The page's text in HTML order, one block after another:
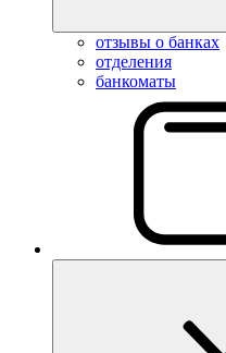
отзывы о банках
отделения
банкоматы